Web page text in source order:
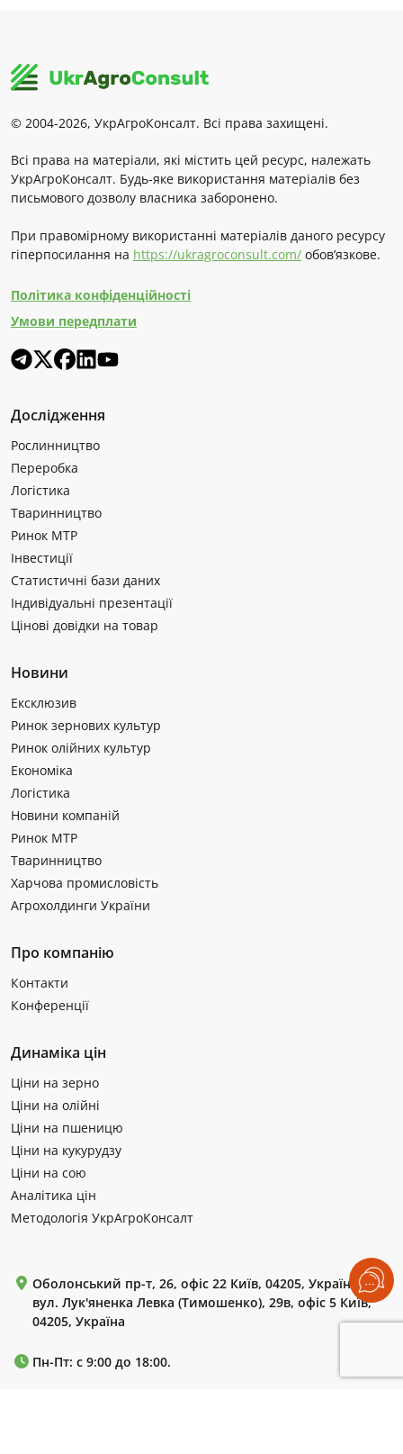
© 2004-2026, УкрАгроКонсалт. Всі права захищені.
Всі права на матеріали, які містить цей ресурс, належать
УкрАгроКонсалт. Будь-яке використання матеріалів без
письмового дозволу власника заборонено.
При правомірному використанні матеріалів даного ресурсу
гіперпосилання на https://ukragroconsult.com/ обов’язкове.
Політика конфіденційності
Умови передплати
Дослідження
Рослинництво
Переробка
Логістика
Тваринництво
Ринок МТР
Інвестиції
Статистичні бази даних
Індивідуальні презентації
Цінові довідки на товар
Новини
Ексклюзив
Ринок зернових культур
Ринок олійних культур
Економіка
Логістика
Новини компаній
Ринок МТР
Тваринництво
Харчова промисловість
Агрохолдинги України
Про компанію
Контакти
Конференції
Динаміка цін
Ціни на зерно
Ціни на олійні
Ціни на пшеницю
Ціни на кукурудзу
Ціни на сою
Аналітика цін
Методологія УкрАгроКонсалт
Оболонський пр-т, 26, офіс 22 Київ, 04205, Україна
вул. Лук'яненка Левка (Тимошенко), 29в, офіс 5 Київ,
04205, Україна
Пн-Пт: с 9:00 до 18:00.